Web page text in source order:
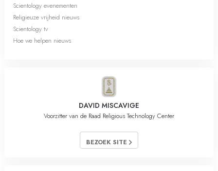
Scientology evenementen
Religieuze vrijheid nieuws
Scientology tv
Hoe we helpen nieuws
DAVID MISCAVIGE
Voorzitter van de Raad Religious Technology Center
BEZOEK SITE